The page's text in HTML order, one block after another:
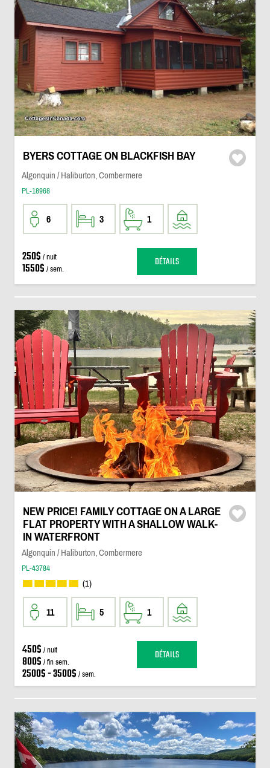
BYERS COTTAGE ON BLACKFISH BAY
Algonquin / Haliburton, Combermere
PL-18968
6 3 1
250$ / nuit
1550$ / sem. DÉTAILS
NEW PRICE! FAMILY COTTAGE ON A LARGE
FLAT PROPERTY WITH A SHALLOW WALK-
IN WATERFRONT
Algonquin / Haliburton, Combermere
PL-43784
(1)
11 5 1
450$ / nuit
800$ / fin sem.
2500$ - 3500$ / sem.
DÉTAILS